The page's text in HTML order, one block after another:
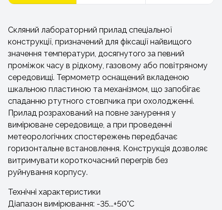
Скляний лабораторний прилад спеціальної
конструкції, призначений для фіксації найвищого
значення температури, досягнутого за певний
проміжок часу в рідкому, газовому або повітряному
середовищі. Термометр оснащений вкладеною
шкальною пластиною та механізмом, що запобігає
спаданню ртутного стовпчика при охолодженні.
Прилад розрахований на повне занурення у
вимірюване середовище, а при проведенні
метеорологічних спостережень передбачає
горизонтальне встановлення. Конструкція дозволяє
витримувати короткочасний перегрів без
руйнування корпусу.
Технічні характеристики
Діапазон вимірювання: -35...+50°C